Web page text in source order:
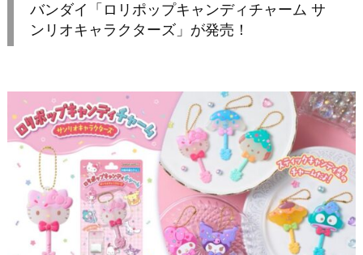
バンダイ「ロリポップキャンディチャーム サ
ンリオキャラクターズ」が発売！